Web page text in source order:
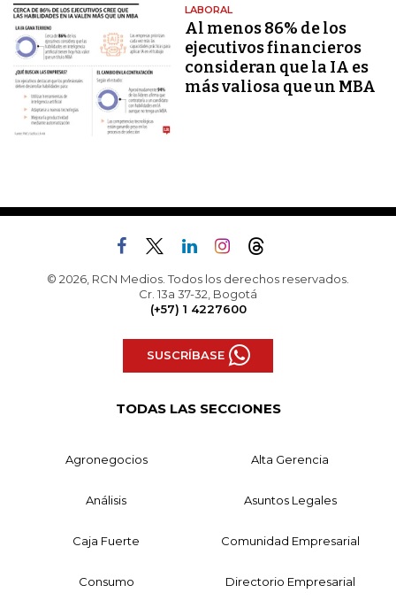
LABORAL
Al menos 86% de los
ejecutivos financieros
consideran que la IA es
más valiosa que un MBA
© 2026, RCN Medios. Todos los derechos reservados.
Cr. 13a 37-32, Bogotá
(+57) 1 4227600
SUSCRÍBASE
TODAS LAS SECCIONES
Agronegocios Alta Gerencia
Análisis Asuntos Legales
Caja Fuerte Comunidad Empresarial
Consumo Directorio Empresarial